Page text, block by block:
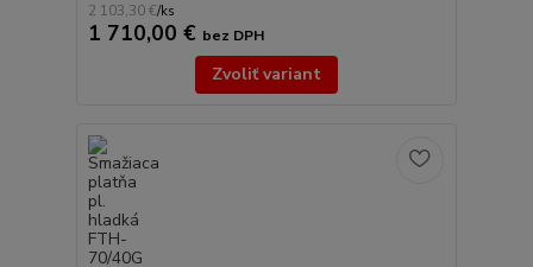
2 103,30 €/ks
1 710,00 € bez DPH
Zvoliť variant